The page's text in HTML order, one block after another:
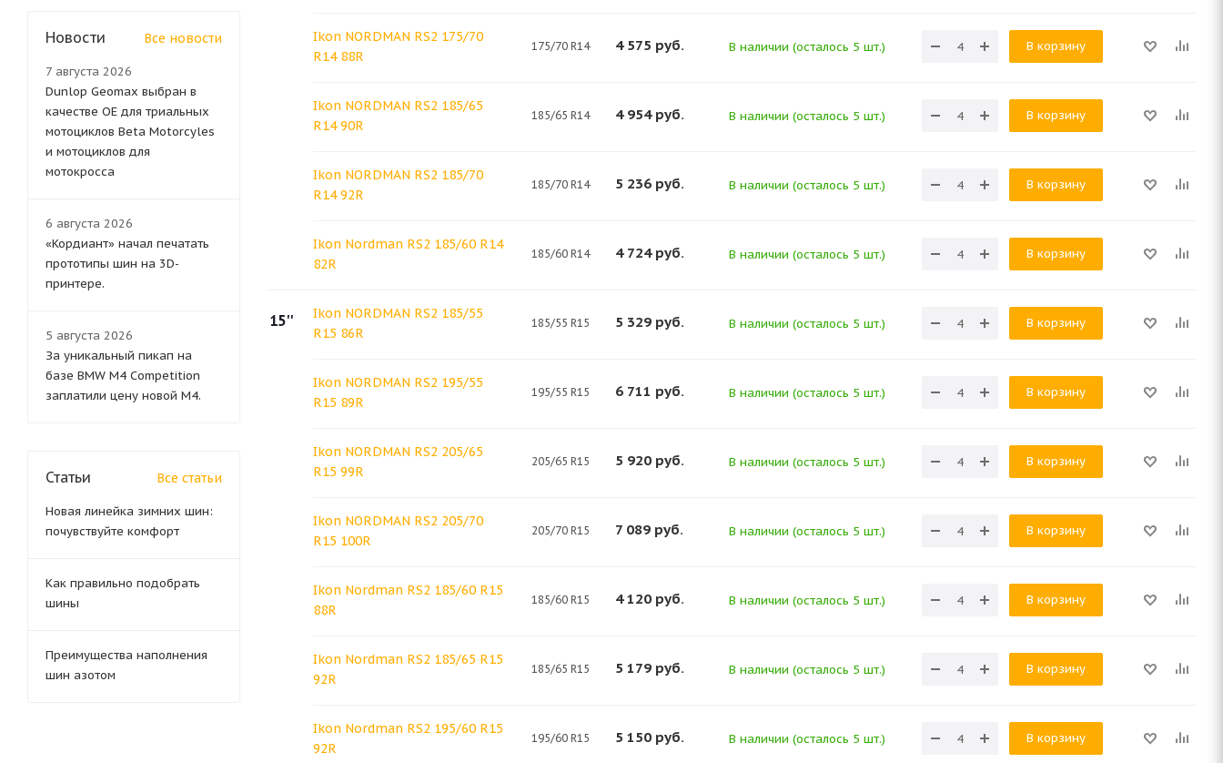
Ikon NORDMAN RS2 175/70
R14 88R
175/70 R14 4 575 руб. В наличии (осталось 5 шт.) В корзину
Ikon NORDMAN RS2 185/65
R14 90R
185/65 R14 4 954руб. В наличии (осталось 5 шт.) В корзину
Ikon NORDMAN RS2 185/70
R14 92R
185/70 R14 5 236 руб. В наличии (осталось 5 шт.) В корзину
Ikon Nordman RS2 185/60 R14
82R
185/60 R14 4 724руб. В наличии (осталось 5 шт.) В корзину
15''
Ikon NORDMAN RS2 185/55
R15 86R
185/55 R15 5 329 руб. В наличии (осталось 5 шт.) В корзину
Ikon NORDMAN RS2 195/55
R15 89R
195/55 R15 6 711 руб. В наличии (осталось 5 шт.) В корзину
Ikon NORDMAN RS2 205/65
R15 99R
205/65 R15 5 920 руб. В наличии (осталось 5 шт.) В корзину
Ikon NORDMAN RS2 205/70
R15 100R
205/70 R15 7 089 руб. В наличии (осталось 5 шт.) В корзину
Ikon Nordman RS2 185/60 R15
88R
185/60 R15 4 120 руб. В наличии (осталось 5 шт.) В корзину
Ikon Nordman RS2 185/65 R15
92R
185/65 R15 5 179 руб. В наличии (осталось 5 шт.) В корзину
Ikon Nordman RS2 195/60 R15
92R
195/60 R15 5 150 руб. В наличии (осталось 5 шт.) В корзину
Новости Все новости
7 августа 2026
Dunlop Geomax выбран в
качестве OE для триальных
мотоциклов Beta Motorcyles
и мотоциклов для
мотокросса
6 августа 2026
«Кордиант» начал печатать
прототипы шин на 3D-
принтере.
5 августа 2026
За уникальный пикап на
базе BMW M4 Competition
заплатили цену новой M4.
Статьи Все статьи
Новая линейка зимних шин:
почувствуйте комфорт
Как правильно подобрать
шины
Преимущества наполнения
шин азотом